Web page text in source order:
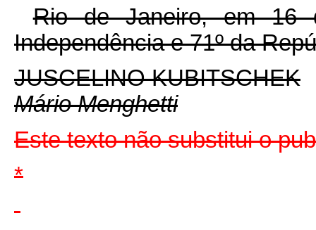
Rio de Janeiro, em 16
Independência e 71º da
JUSCELINO KUBITSCHEK
Mário Menghetti
Este texto não substitui o
*